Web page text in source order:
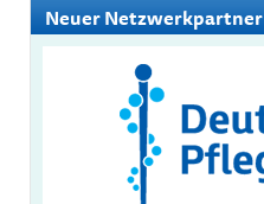
Neuer Netzwerkpartner